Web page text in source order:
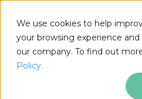
We use cookies to help
your browsing experience
our company. To find out
Policy.
.NET